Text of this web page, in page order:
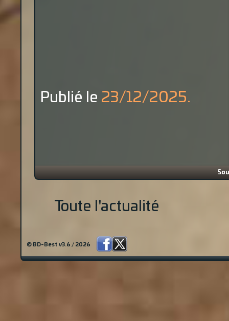
Publié le 23/12/2025.
Toute l'actualité
© BD-Best v3.6 / 2026